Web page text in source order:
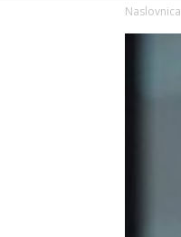
Naslovnica